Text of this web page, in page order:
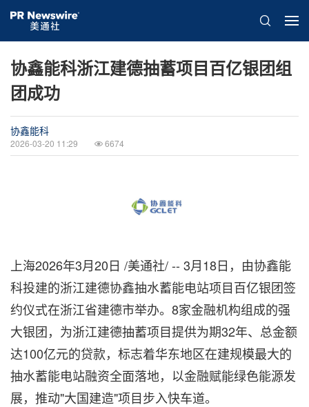
协鑫能科浙江建德抽蓄项目百亿银团组
团成功
协鑫能科
2026-03-20 11:29 6674
上海2026年3月20日 /美通社/ -- 3月18日，由协鑫能
科投建的浙江建德协鑫抽水蓄能电站项目百亿银团签
约仪式在浙江省建德市举办。8家金融机构组成的强
大银团，为浙江建德抽蓄项目提供为期32年、总金额
达100亿元的贷款，标志着华东地区在建规模最大的
抽水蓄能电站融资全面落地，以金融赋能绿色能源发
展，推动"大国建造"项目步入快车道。